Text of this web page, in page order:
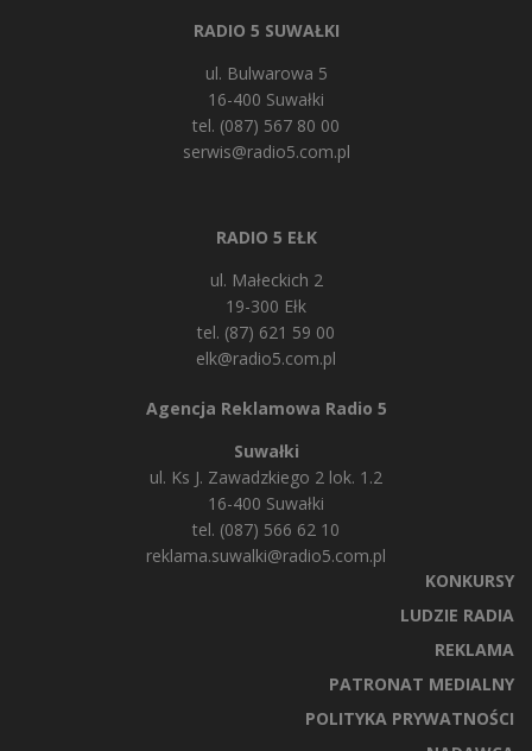
RADIO 5 SUWAŁKI
ul. Bulwarowa 5
16-400 Suwałki
tel. (087) 567 80 00
serwis@radio5.com.pl
RADIO 5 EŁK
ul. Małeckich 2
19-300 Ełk
tel. (87) 621 59 00
elk@radio5.com.pl
Agencja Reklamowa Radio 5
Suwałki
ul. Ks J. Zawadzkiego 2 lok. 1.2
16-400 Suwałki
tel. (087) 566 62 10
reklama.suwalki@radio5.com.pl
KONKURSY
LUDZIE RADIA
REKLAMA
PATRONAT MEDIALNY
POLITYKA PRYWATNOŚCI